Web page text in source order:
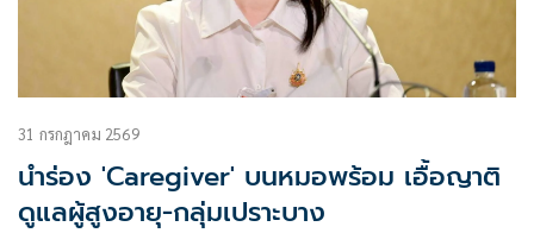
31 กรกฎาคม 2569
นำร่อง 'Caregiver' บนหมอพร้อม เอื้อญาติ
ดูแลผู้สูงอายุ-กลุ่มเปราะบาง